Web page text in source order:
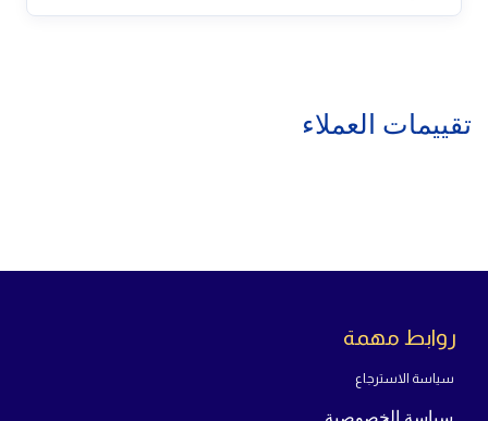
تقييمات العملاء
روابط مهمة
سياسة الاسترجاع
سياسة الخصوصية